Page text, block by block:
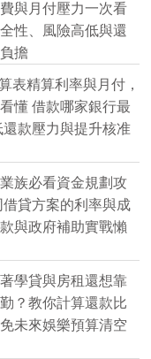
與月付壓力一次看
性、風險高低與還
擔
表精算利率與月付，
懂 借款哪家銀行最
款壓力與提升核准
業族必看資金規劃攻
貸方案的利率與成
與政府補助實戰懶
著學貸與房租還想靠
？教你計算還款比
未來娛樂預算清空